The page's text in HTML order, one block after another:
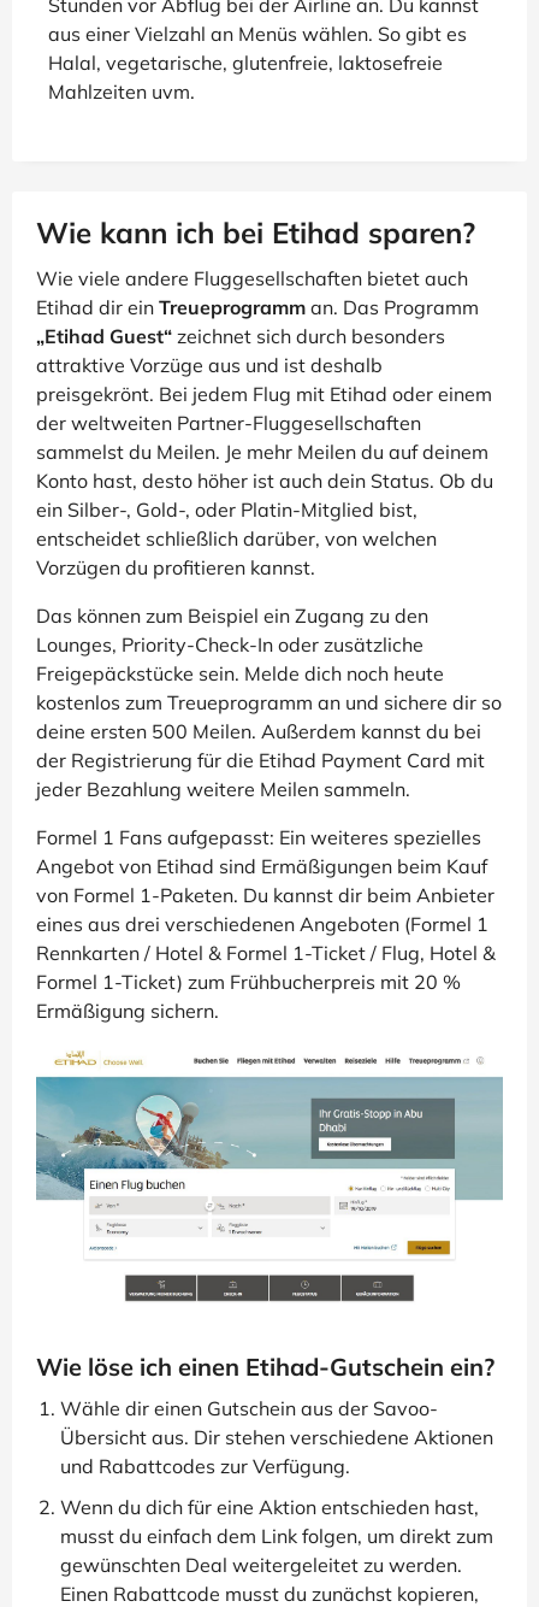
Stunden vor Abflug bei der Airline an. Du kannst
aus einer Vielzahl an Menüs wählen. So gibt es
Halal, vegetarische, glutenfreie, laktosefreie
Mahlzeiten uvm.
Wie kann ich bei Etihad sparen?
Wie viele andere Fluggesellschaften bietet auch
Etihad dir ein Treueprogramm an. Das Programm
„Etihad Guest“ zeichnet sich durch besonders
attraktive Vorzüge aus und ist deshalb
preisgekrönt. Bei jedem Flug mit Etihad oder einem
der weltweiten Partner-Fluggesellschaften
sammelst du Meilen. Je mehr Meilen du auf deinem
Konto hast, desto höher ist auch dein Status. Ob du
ein Silber-, Gold-, oder Platin-Mitglied bist,
entscheidet schließlich darüber, von welchen
Vorzügen du profitieren kannst.
Das können zum Beispiel ein Zugang zu den
Lounges, Priority-Check-In oder zusätzliche
Freigepäckstücke sein. Melde dich noch heute
kostenlos zum Treueprogramm an und sichere dir so
deine ersten 500 Meilen. Außerdem kannst du bei
der Registrierung für die Etihad Payment Card mit
jeder Bezahlung weitere Meilen sammeln.
Formel 1 Fans aufgepasst: Ein weiteres spezielles
Angebot von Etihad sind Ermäßigungen beim Kauf
von Formel 1-Paketen. Du kannst dir beim Anbieter
eines aus drei verschiedenen Angeboten (Formel 1
Rennkarten / Hotel & Formel 1-Ticket / Flug, Hotel &
Formel 1-Ticket) zum Frühbucherpreis mit 20 %
Ermäßigung sichern.
Wie löse ich einen Etihad-Gutschein ein?
Wähle dir einen Gutschein aus der Savoo-
Übersicht aus. Dir stehen verschiedene Aktionen
und Rabattcodes zur Verfügung.
Wenn du dich für eine Aktion entschieden hast,
musst du einfach dem Link folgen, um direkt zum
gewünschten Deal weitergeleitet zu werden.
Einen Rabattcode musst du zunächst kopieren,